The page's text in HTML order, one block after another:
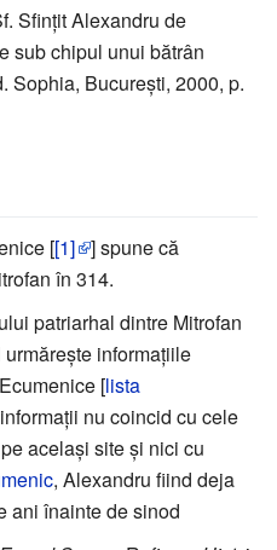
Sfințit Alexandru de
sub chipul unui bătrân
Sophia, București, 2000, p.
[[1] ] spune că
în 314.
patriarhal dintre Mitrofan
informațiile
[lista
nu coincid cu cele
același site și nici cu
, Alexandru fiind deja
ani înainte de sinod